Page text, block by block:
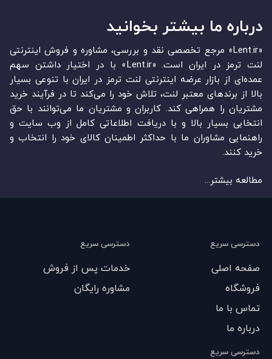
درباره ما بیشتر بخوانید
«Lent.ir» مرجع تخصصی نقد و بررسی، مشاوره و فروش اینترنتی
لنت ترمز در ایران است. «Lent.ir» با در اختیار داشتن سهم
عمده‏‌ای از بازار عرضه اینترنتی لنت ترمز در ایران با تنوعی بسیار
بالا از برندهای معتبر لنت، تلاش خود را می‌‏‏کند تا در فرآیند خرید
مشتریان را همراهی کند. کاربران و مشتریان ما می‏‏‌توانند با حق
انتخابی بسیار بالا و با دریافت اطلاعاتی کامل از وب سایت و
راهنمایی مشاوران ما با حداکثر اطمینان کالای خود را انتخاب و
خرید کنند.
مطالعه بیشتر...
دسترسی سریع
صفحه اصلی
فروشگاه
تماس با ما
درباره ما
دسترسی سریع
خدمات پس از فروش
مشاوره رایگان
دسترسی سریع